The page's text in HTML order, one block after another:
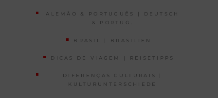
ALEMÃO & PORTUGUÊS | DEUTSCH
& PORTUG.
BRASIL | BRASILIEN
DICAS DE VIAGEM | REISETIPPS
DIFERENÇAS CULTURAIS |
KULTURUNTERSCHIEDE